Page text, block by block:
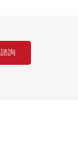
諮詢